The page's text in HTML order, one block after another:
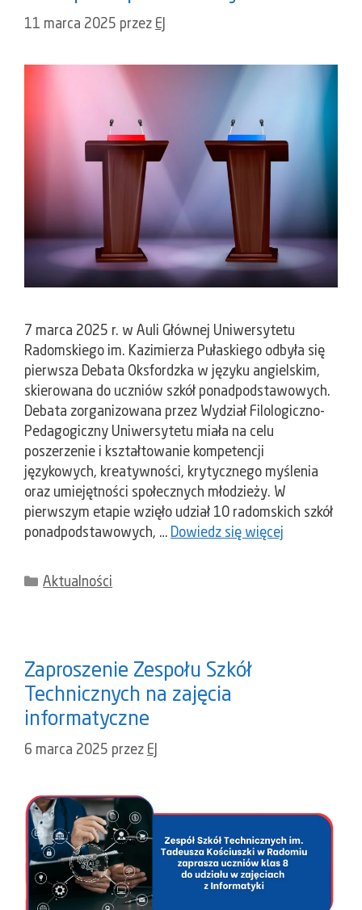
11 marca 2025 przez EJ
7 marca 2025 r. w Auli Głównej Uniwersytetu
Radomskiego im. Kazimierza Pułaskiego odbyła się
pierwsza Debata Oksfordzka w języku angielskim,
skierowana do uczniów szkół ponadpodstawowych.
Debata zorganizowana przez Wydział Filologiczno-
Pedagogiczny Uniwersytetu miała na celu
poszerzenie i kształtowanie kompetencji
językowych, kreatywności, krytycznego myślenia
oraz umiejętności społecznych młodzieży. W
pierwszym etapie wzięło udział 10 radomskich szkół
ponadpodstawowych, … Dowiedz się więcej
Kategorie
Aktualności
Zaproszenie Zespołu Szkół
Technicznych na zajęcia
informatyczne
6 marca 2025 przez EJ